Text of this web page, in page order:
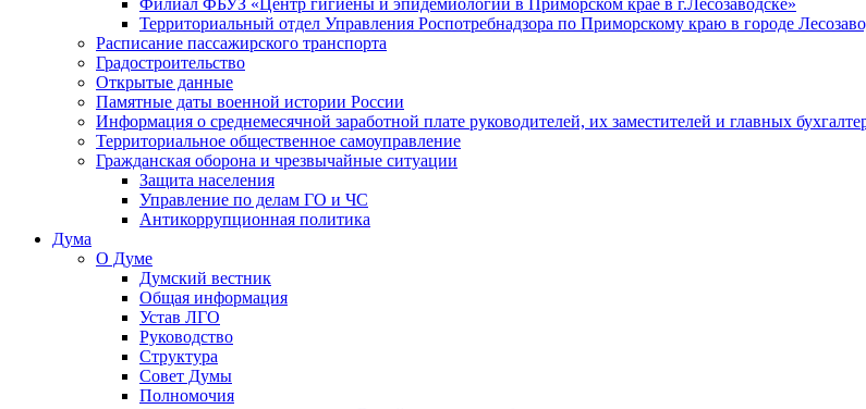
Филиал ФБУЗ «Центр гигиены и эпидемиологии в Приморском крае в г.Лесозаводске»
Территориальный отдел Управления Роспотребнадзора по Приморскому краю в городе
Расписание пассажирского транспорта
Градостроительство
Открытые данные
Памятные даты военной истории России
Информация о среднемесячной заработной плате руководителей, их заместителей и главных
Территориальное общественное самоуправление
Гражданская оборона и чрезвычайные ситуации
Защита населения
Управление по делам ГО и ЧС
Антикоррупционная политика
Дума
О Думе
Думский вестник
Общая информация
Устав ЛГО
Руководство
Структура
Совет Думы
Полномочия